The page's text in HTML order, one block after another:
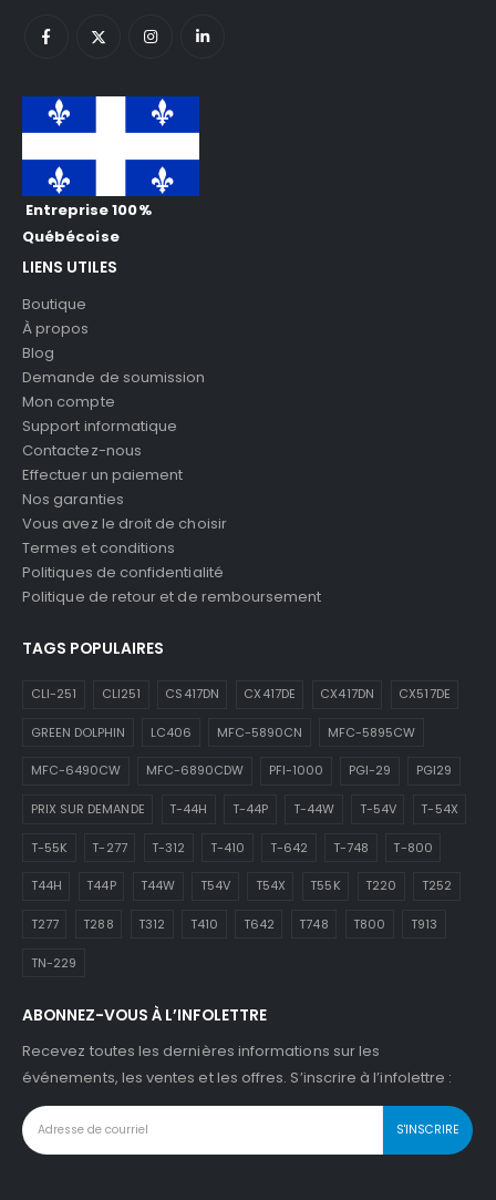
Entreprise 100%
Québécoise
LIENS UTILES
Boutique
À propos
Blog
Demande de soumission
Mon compte
Support informatique
Contactez-nous
Effectuer un paiement
Nos garanties
Vous avez le droit de choisir
Termes et conditions
Politiques de confidentialité
Politique de retour et de remboursement
TAGS POPULAIRES
CLI-251 CLI251 CS417DN CX417DE CX417DN CX517DE
GREEN DOLPHIN LC406 MFC-5890CN MFC-5895CW
MFC-6490CW MFC-6890CDW PFI-1000 PGI-29 PGI29
PRIX SUR DEMANDE T-44H T-44P T-44W T-54V T-54X
T-55K T-277 T-312 T-410 T-642 T-748 T-800
T44H T44P T44W T54V T54X T55K T220 T252
T277 T288 T312 T410 T642 T748 T800 T913
TN-229
ABONNEZ-VOUS À L’INFOLETTRE
Recevez toutes les dernières informations sur les
événements, les ventes et les offres. S’inscrire à l’infolettre :